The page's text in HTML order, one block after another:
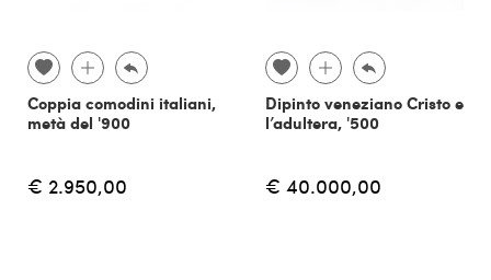
Coppia comodini italiani,
metà del '900
€ 2.950,00
Dipinto veneziano Cristo e
l’adultera, '500
€ 40.000,00